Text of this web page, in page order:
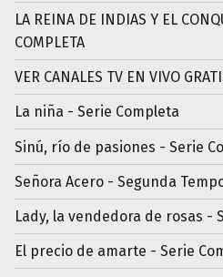
LA REINA DE INDIAS Y EL
COMPLETA
VER CANALES TV EN VIVO
La niña - Serie Completa
Sinú, río de pasiones - Serie
Señora Acero - Segunda
Lady, la vendedora de rosas -
El precio de amarte - Serie